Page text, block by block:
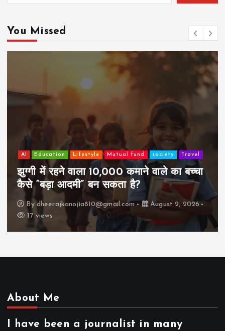
You Missed
AI Education Lifestyle Mutual fund society Travel
झुग्गी में रहने वाला 10,000 कमाने वाले का बच्चा
कैसे “बड़ा आदमी” बन सकता है?
By dheerajkanojia810@gmail.com
August 2, 2026
17 views
About Me
I have been a journalist in many